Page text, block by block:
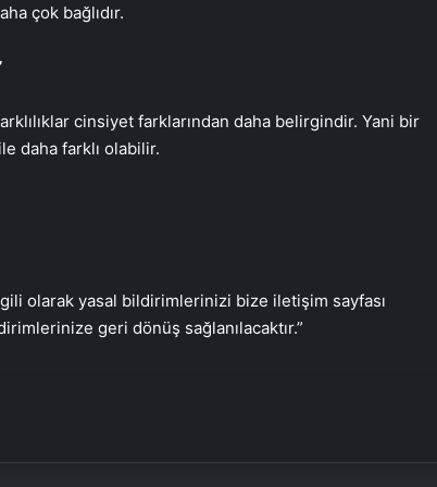
çok bağlıdır.
cinsiyet farklarından daha belirgindir. Yani bir
daha farklı olabilir.
olarak yasal bildirimlerinizi bize iletişim sayfası
geri dönüş sağlanılacaktır.”